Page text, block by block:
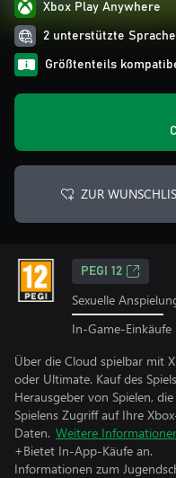
Xbox Play Anywhere
2 unterstützte
Größtenteils
ZUR
PEGI 12
Sexuelle
In-Game-Einkäufe
Über die Cloud spielbar mit
oder Ultimate. Kauf des
Herausgeber von Spielen,
Spielens Zugriff auf Ihre
Daten. Weitere
+Bietet In-App-Käufe an.
Informationen zum